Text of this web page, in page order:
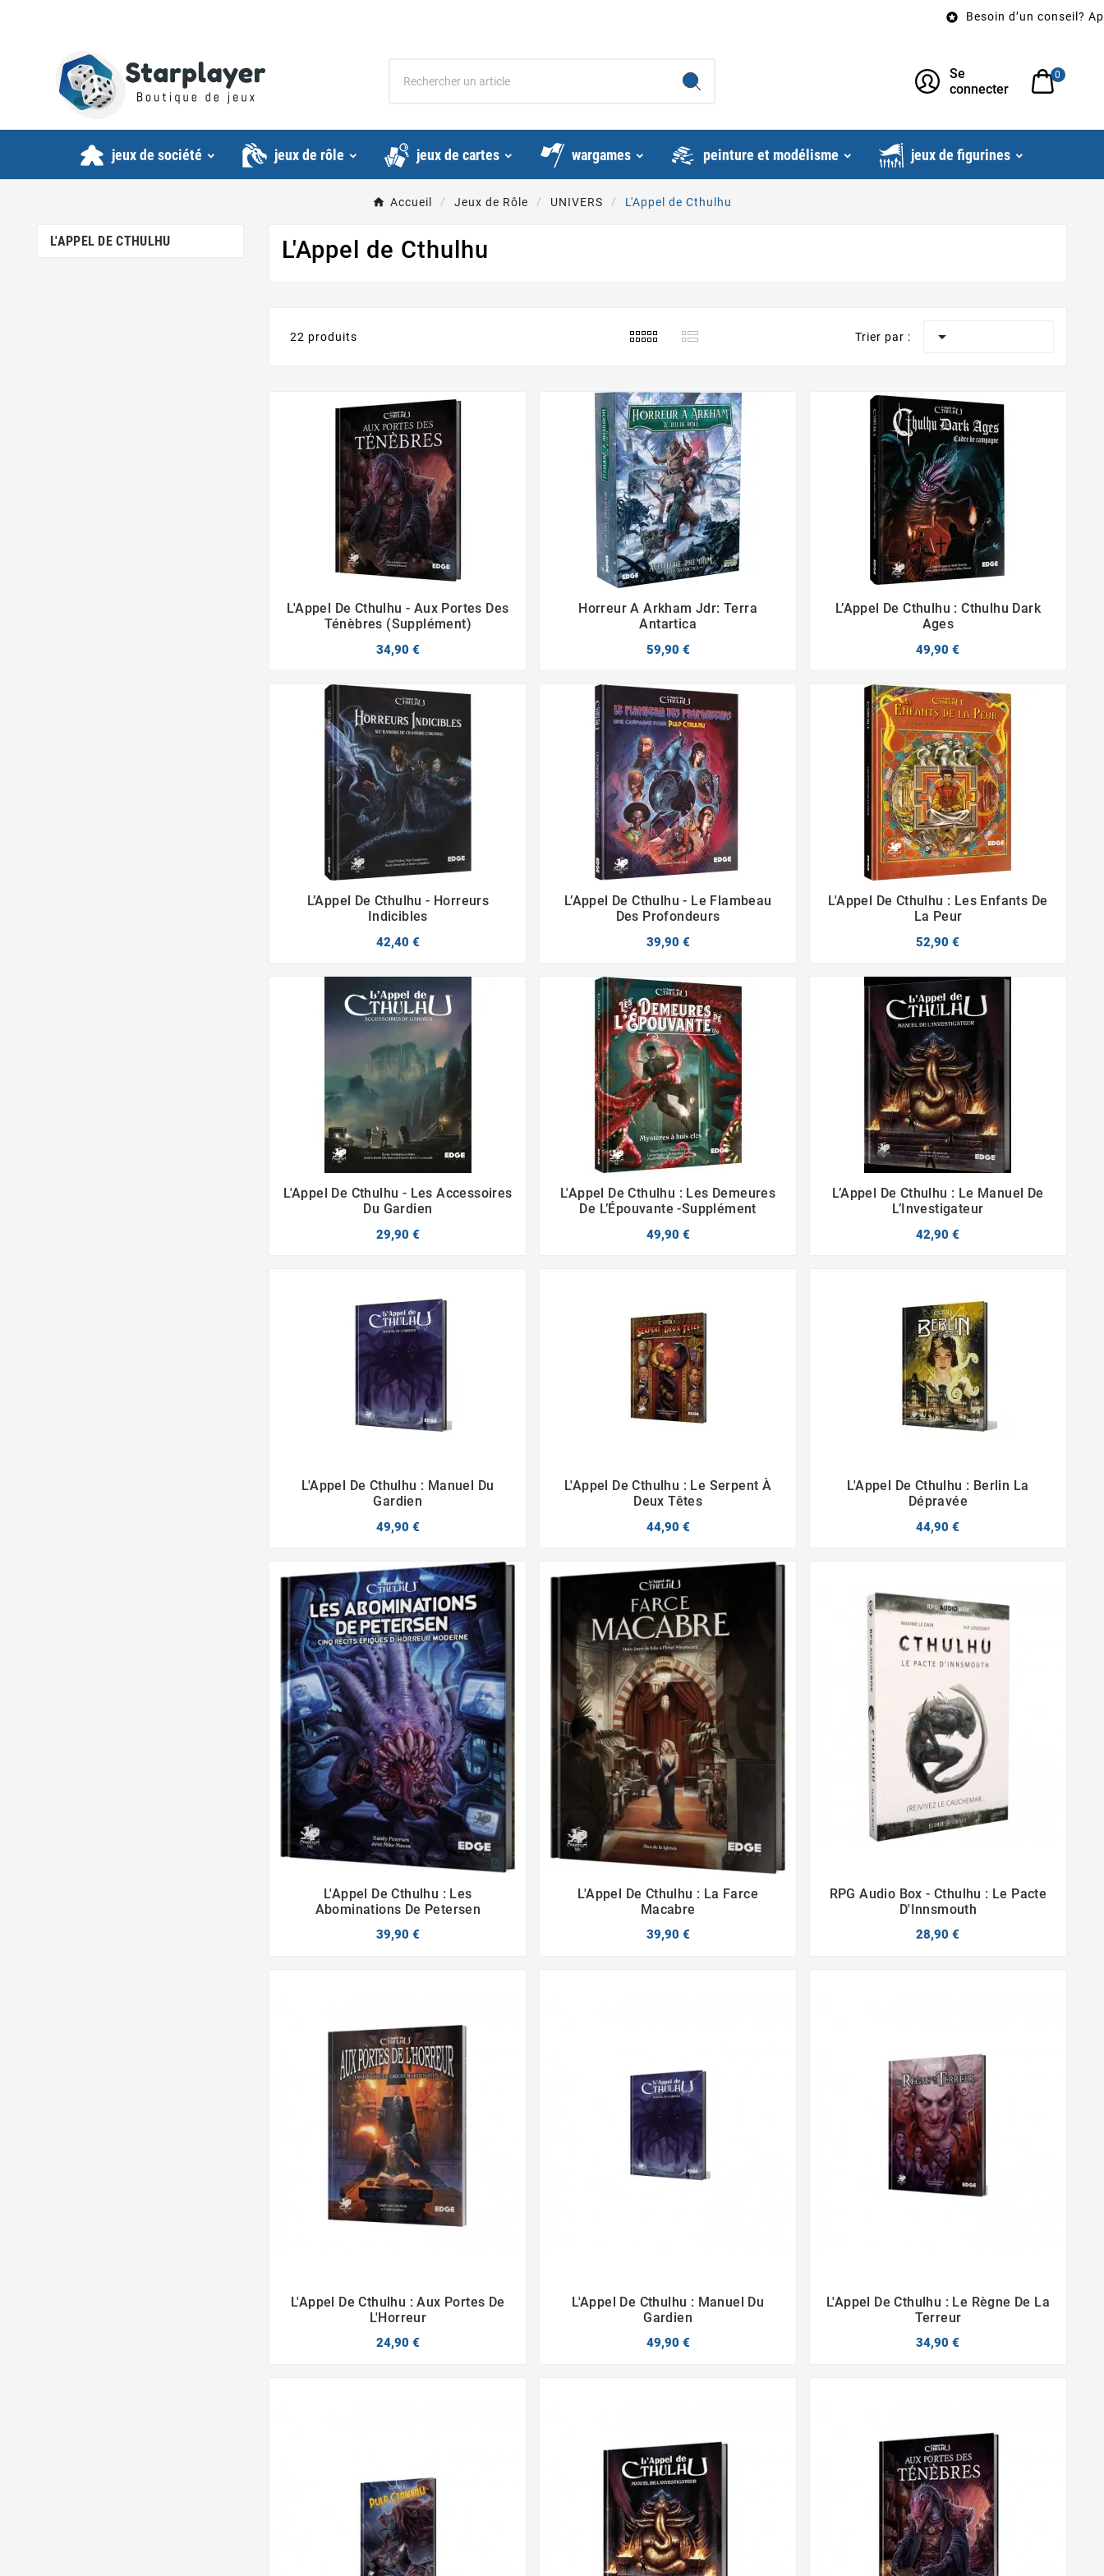
Besoin d’un conseil? Appelez-nous au
Se
connecter
0
jeux de société jeux de rôle jeux de cartes wargames peinture et modélisme jeux de figurines
Accueil Jeux de Rôle UNIVERS L'Appel de Cthulhu
L'APPEL DE CTHULHU L'Appel de Cthulhu
22 produits Trier par : 
 
L'Appel De Cthulhu - Aux Portes Des
Ténèbres (Supplément)
34,90 €
 
Horreur A Arkham Jdr: Terra
Antartica
59,90 €
 
L’Appel De Cthulhu : Cthulhu Dark
Ages
49,90 €
 
L’Appel De Cthulhu - Horreurs
Indicibles
42,40 €
 
L’Appel De Cthulhu - Le Flambeau
Des Profondeurs
39,90 €
 
L'Appel De Cthulhu : Les Enfants De
La Peur
52,90 €
 
L'Appel De Cthulhu - Les Accessoires
Du Gardien
29,90 €
 
L'Appel De Cthulhu : Les Demeures
De L’Épouvante -Supplément
49,90 €
 
L’Appel De Cthulhu : Le Manuel De
L’Investigateur
42,90 €
 
L'Appel De Cthulhu : Manuel Du
Gardien
49,90 €
 
L'Appel De Cthulhu : Le Serpent À
Deux Têtes
44,90 €
 
L'Appel De Cthulhu : Berlin La
Dépravée
44,90 €
 
L'Appel De Cthulhu : Les
Abominations De Petersen
39,90 €
 
L'Appel De Cthulhu : La Farce
Macabre
39,90 €
 
RPG Audio Box - Cthulhu : Le Pacte
D'Innsmouth
28,90 €
 
L'Appel De Cthulhu : Aux Portes De
L'Horreur
24,90 €
 
L'Appel De Cthulhu : Manuel Du
Gardien
49,90 €
 
L'Appel De Cthulhu : Le Règne De La
Terreur
34,90 €